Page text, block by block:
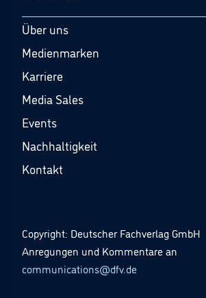
Über uns
Medienmarken
Karriere
Media Sales
Events
Nachhaltigkeit
Kontakt
Copyright: Deutscher Fachverlag GmbH
Anregungen und Kommentare an
communications@dfv.de